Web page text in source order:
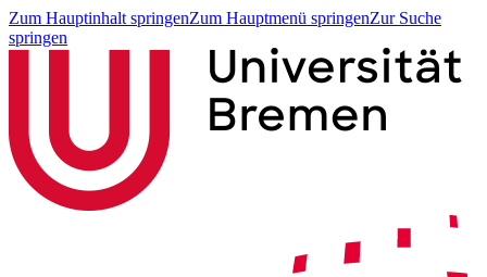
Zum Hauptinhalt springenZum Hauptmenü springenZur Suche
springen